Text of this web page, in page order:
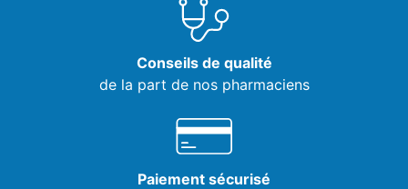
Conseils de qualité
de la part de nos pharmaciens
Paiement sécurisé